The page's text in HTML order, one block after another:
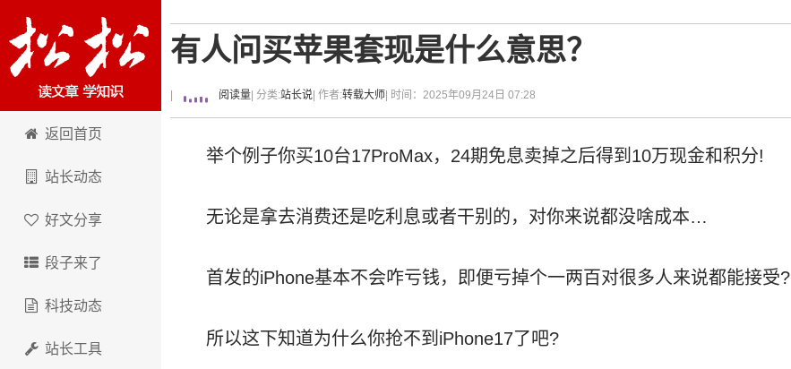
卢松松博客
返回首页
站长动态
好文分享
段子来了
科技动态
站长工具
有人问买苹果套现是什么意思？
阅读量 | 分类:站长说 | 作者:转载大师 | 时间：2025年09月24日 07:28
举个例子你买10台17ProMax，24期免息卖掉之后得到10万现金和积分!
无论是拿去消费还是吃利息或者干别的，对你来说都没啥成本…
首发的iPhone基本不会咋亏钱，即便亏掉个一两百对很多人来说都能接受?
所以这下知道为什么你抢不到iPhone17了吧?